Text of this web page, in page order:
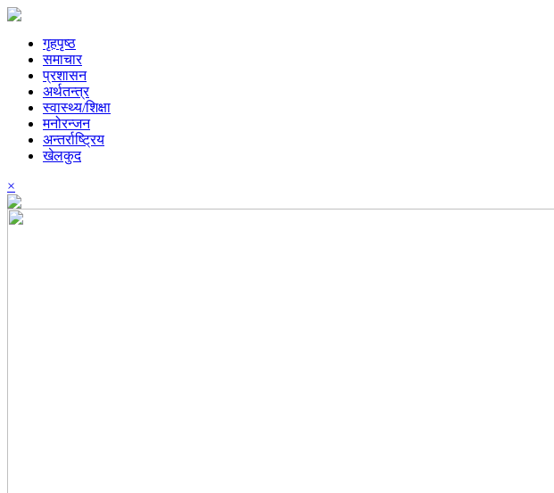
गृहपृष्ठ
समाचार
प्रशासन
अर्थतन्त्र
स्वास्थ्य/शिक्षा
मनोरन्जन
अन्तर्राष्ट्रिय
खेलकुद
×